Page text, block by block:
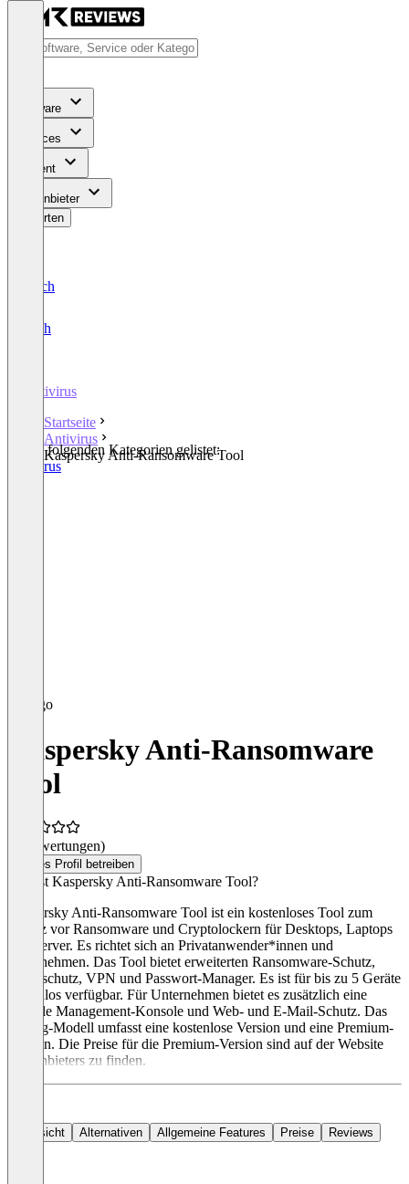
Software
Services
Content
Für Anbieter
Bewerten
Deutsch
English
Antivirus
Startseite
Antivirus
Kaspersky Anti-Ransomware Tool
In den folgenden Kategorien gelistet:
Antivirus
Kaspersky Anti-Ransomware
Tool
(0 Bewertungen)
Dieses Profil betreiben
Was ist Kaspersky Anti-Ransomware Tool?
Kaspersky Anti-Ransomware Tool ist ein kostenloses Tool zum
Schutz vor Ransomware und Cryptolockern für Desktops, Laptops
und Server. Es richtet sich an Privatanwender*innen und
Unternehmen. Das Tool bietet erweiterten Ransomware-Schutz,
Datenschutz, VPN und Passwort-Manager. Es ist für bis zu 5 Geräte
kostenlos verfügbar. Für Unternehmen bietet es zusätzlich eine
zentrale Management-Konsole und Web- und E-Mail-Schutz. Das
Pricing-Modell umfasst eine kostenlose Version und eine Premium-
Version. Die Preise für die Premium-Version sind auf der Website
des Anbieters zu finden.
Übersicht Alternativen Allgemeine Features Preise Reviews